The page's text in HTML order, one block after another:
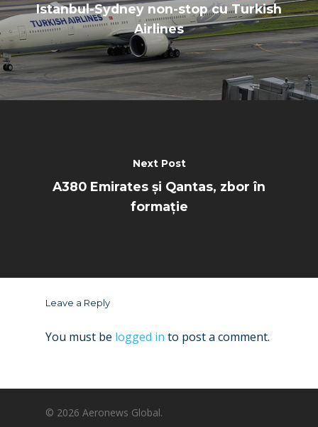
Istanbul-Sydney non-stop cu Turkish
Airlines
Next Post
A380 Emirates și Qantas, zbor în
formație
Leave a Reply
You must be logged in to post a comment.
© 2026 Aeronews Global.